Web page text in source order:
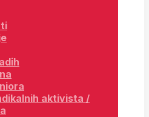
aktivista /